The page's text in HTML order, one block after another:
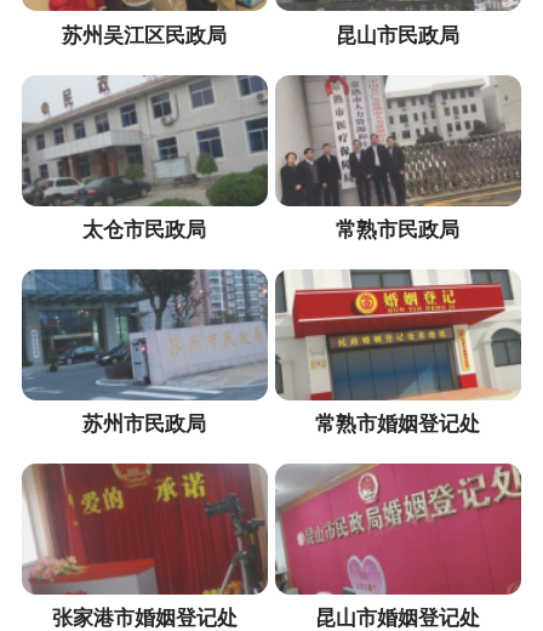
苏州吴江区民政局 昆山市民政局
太仓市民政局 常熟市民政局
苏州市民政局 常熟市婚姻登记处
张家港市婚姻登记处 昆山市婚姻登记处